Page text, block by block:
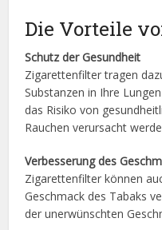
Die Vorteile
Schutz der Gesundheit
Zigarettenfilter tragen
Substanzen in Ihre
das Risiko von
Rauchen verursacht
Verbesserung des
Zigarettenfilter können
Geschmack des Tabaks
der unerwünschten